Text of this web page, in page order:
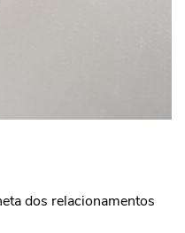
dos relacionamentos